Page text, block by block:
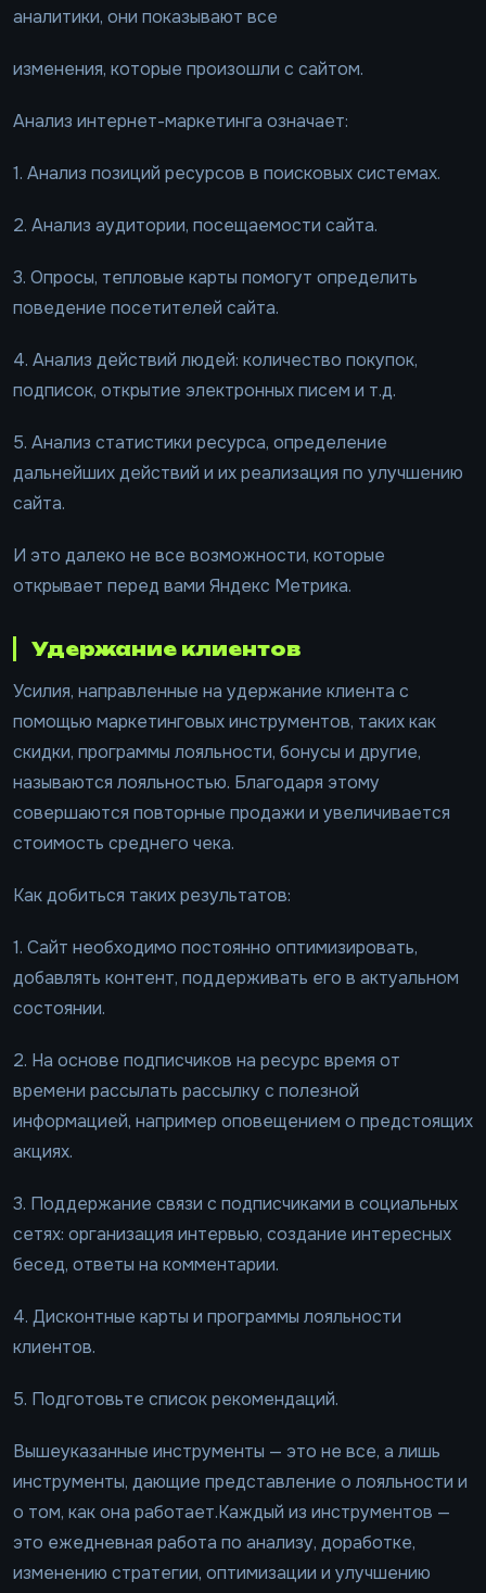
аналитики, они показывают все
изменения, которые произошли с сайтом.
Анализ интернет-маркетинга означает:
1. Анализ позиций ресурсов в поисковых системах.
2. Анализ аудитории, посещаемости сайта.
3. Опросы, тепловые карты помогут определить
поведение посетителей сайта.
4. Анализ действий людей: количество покупок,
подписок, открытие электронных писем и т.д.
5. Анализ статистики ресурса, определение
дальнейших действий и их реализация по улучшению
сайта.
И это далеко не все возможности, которые
открывает перед вами Яндекс Метрика.
Удержание клиентов
Усилия, направленные на удержание клиента с
помощью маркетинговых инструментов, таких как
скидки, программы лояльности, бонусы и другие,
называются лояльностью. Благодаря этому
совершаются повторные продажи и увеличивается
стоимость среднего чека.
Как добиться таких результатов:
1. Сайт необходимо постоянно оптимизировать,
добавлять контент, поддерживать его в актуальном
состоянии.
2. На основе подписчиков на ресурс время от
времени рассылать рассылку с полезной
информацией, например оповещением о предстоящих
акциях.
3. Поддержание связи с подписчиками в социальных
сетях: организация интервью, создание интересных
бесед, ответы на комментарии.
4. Дисконтные карты и программы лояльности
клиентов.
5. Подготовьте список рекомендаций.
Вышеуказанные инструменты — это не все, а лишь
инструменты, дающие представление о лояльности и
о том, как она работает.Каждый из инструментов —
это ежедневная работа по анализу, доработке,
изменению стратегии, оптимизации и улучшению